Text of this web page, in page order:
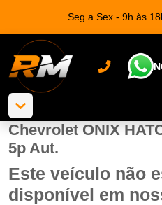
Seg a Sex - 9h às
Chevrolet ONIX
5p Aut.
Este veículo não
disponível em